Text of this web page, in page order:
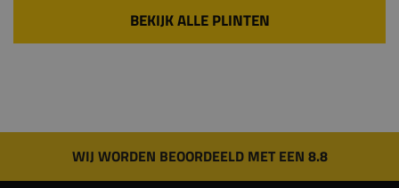
BEKIJK ALLE PLINTEN
WIJ WORDEN BEOORDEELD MET EEN 8.8